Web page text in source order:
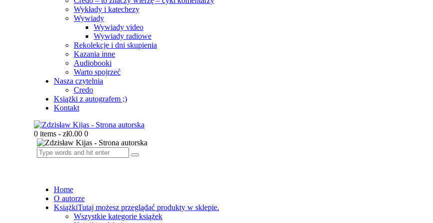
Wykłady i katechezy
Wywiady
Wywiady video
Wywiady radiowe
Rekolekcje i dni skupienia
Kazania inne
Audiobooki
Warto spojrzeć
Nasza czytelnia
Credo
Książki z autografem ;)
Kontakt
0 items - zł0.00 0
Home
O autorze
KsiążkiTutaj możesz przeglądać produkty w sklepie.
Wszystkie kategorie książek